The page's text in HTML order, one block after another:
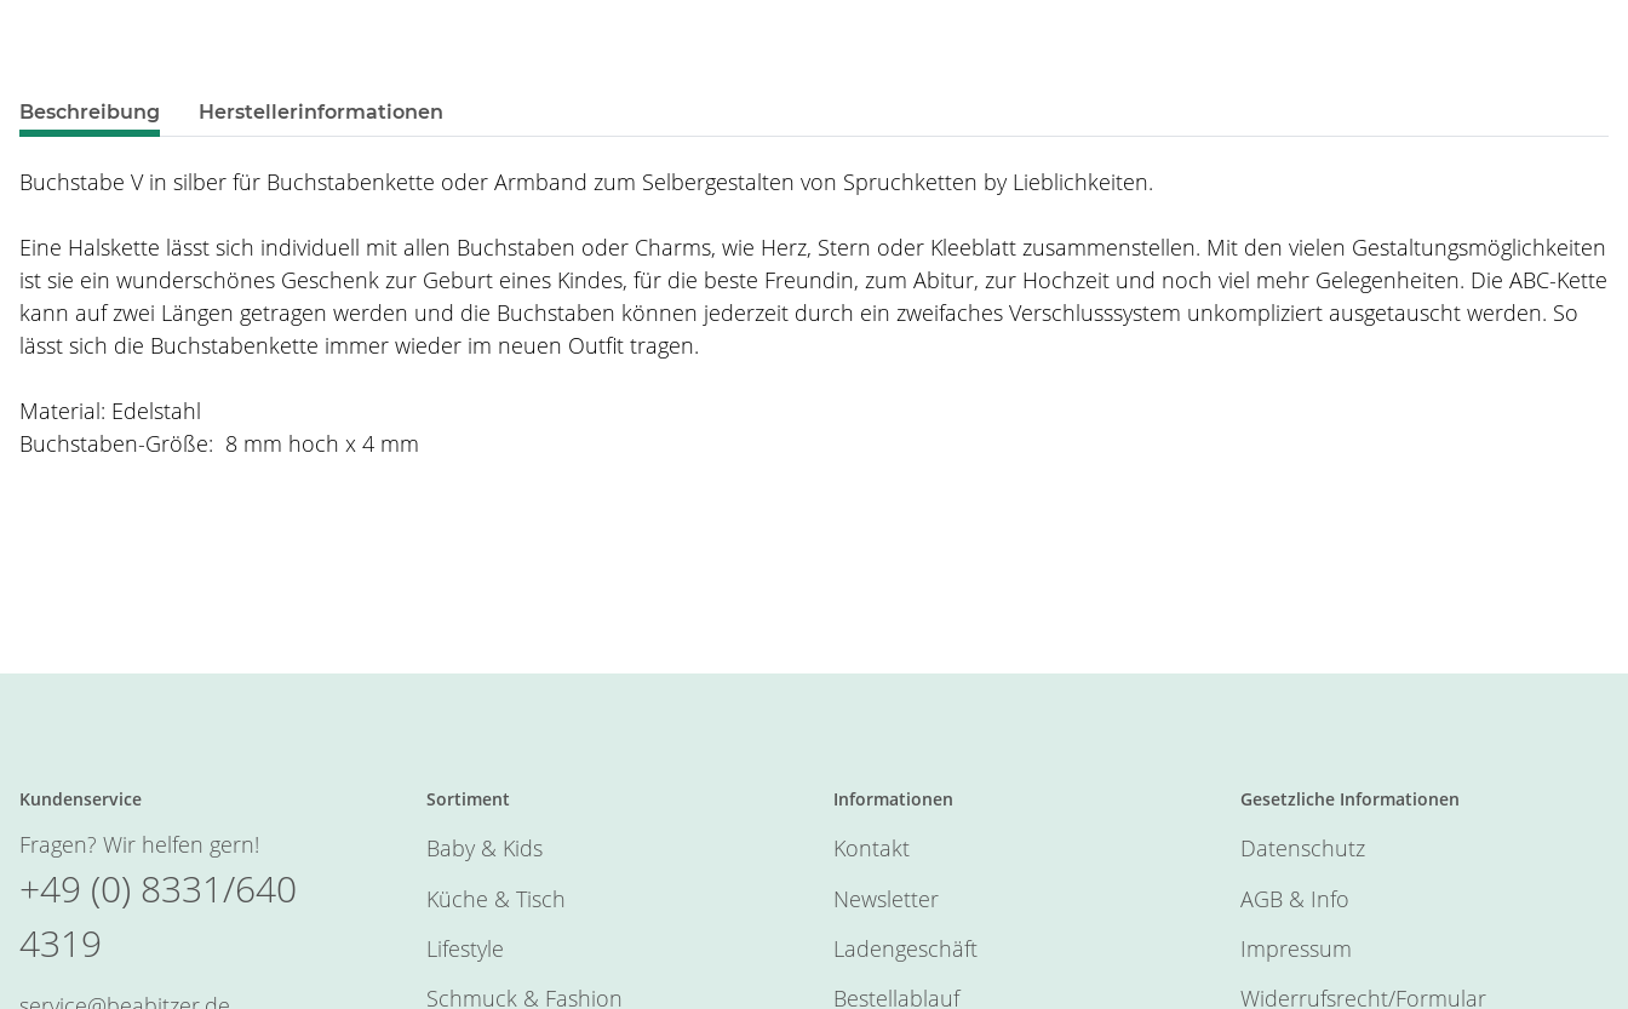
weitere Registerkarten anzeigen
Beschreibung Herstellerinformationen
Buchstabe V in silber für Buchstabenkette oder Armband zum Selbergestalten von Spruchketten by Lieblichkeiten.
Eine Halskette lässt sich individuell mit allen Buchstaben oder Charms, wie Herz, Stern oder Kleeblatt zusammenstellen. Mit den vielen Gestaltungsmöglichkeiten
ist sie ein wunderschönes Geschenk zur Geburt eines Kindes, für die beste Freundin, zum Abitur, zur Hochzeit und noch viel mehr Gelegenheiten. Die ABC-Kette
kann auf zwei Längen getragen werden und die Buchstaben können jederzeit durch ein zweifaches Verschlusssystem unkompliziert ausgetauscht werden. So
lässt sich die Buchstabenkette immer wieder im neuen Outfit tragen.
Material: Edelstahl
Buchstaben-Größe: 8 mm hoch x 4 mm
Kundenservice
Fragen? Wir helfen gern!
+49 (0) 8331/640
4319
Sortiment
Baby & Kids
Küche & Tisch
Lifestyle
Schmuck & Fashion
Informationen
Kontakt
Newsletter
Ladengeschäft
Bestellablauf
Gesetzliche Informationen
Datenschutz
AGB & Info
Impressum
Widerrufsrecht/Formular